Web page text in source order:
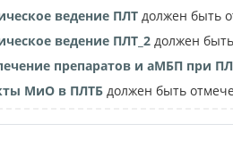
ведение ПЛТ должен быть
ведение ПЛТ_2 должен
препаратов и аМБП при
МиО в ПЛТБ должен быть